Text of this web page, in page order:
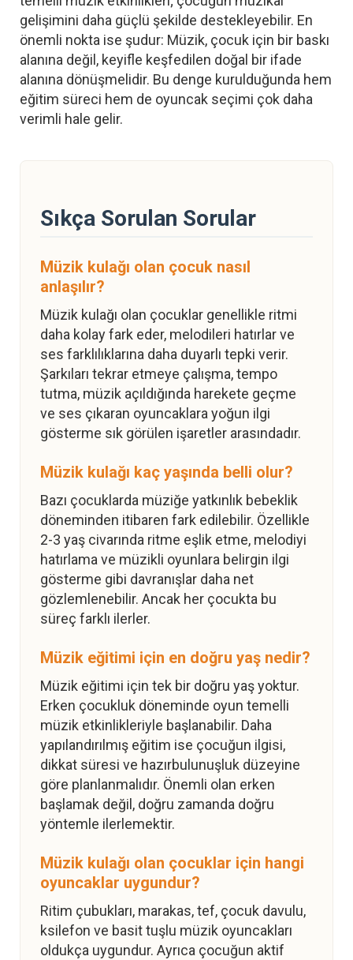
gelişimini daha güçlü şekilde destekleyebilir. En
önemli nokta ise şudur: Müzik, çocuk için bir baskı
alanına değil, keyifle keşfedilen doğal bir ifade
alanına dönüşmelidir. Bu denge kurulduğunda hem
eğitim süreci hem de oyuncak seçimi çok daha
verimli hale gelir.
Sıkça Sorulan Sorular
Müzik kulağı olan çocuk nasıl
anlaşılır?
Müzik kulağı olan çocuklar genellikle ritmi
daha kolay fark eder, melodileri hatırlar ve
ses farklılıklarına daha duyarlı tepki verir.
Şarkıları tekrar etmeye çalışma, tempo
tutma, müzik açıldığında harekete geçme
ve ses çıkaran oyuncaklara yoğun ilgi
gösterme sık görülen işaretler arasındadır.
Müzik kulağı kaç yaşında belli olur?
Bazı çocuklarda müziğe yatkınlık bebeklik
döneminden itibaren fark edilebilir. Özellikle
2-3 yaş civarında ritme eşlik etme, melodiyi
hatırlama ve müzikli oyunlara belirgin ilgi
gösterme gibi davranışlar daha net
gözlemlenebilir. Ancak her çocukta bu
süreç farklı ilerler.
Müzik eğitimi için en doğru yaş nedir?
Müzik eğitimi için tek bir doğru yaş yoktur.
Erken çocukluk döneminde oyun temelli
müzik etkinlikleriyle başlanabilir. Daha
yapılandırılmış eğitim ise çocuğun ilgisi,
dikkat süresi ve hazırbulunuşluk düzeyine
göre planlanmalıdır. Önemli olan erken
başlamak değil, doğru zamanda doğru
yöntemle ilerlemektir.
Müzik kulağı olan çocuklar için hangi
oyuncaklar uygundur?
Ritim çubukları, marakas, tef, çocuk davulu,
ksilefon ve basit tuşlu müzik oyuncakları
oldukça uygundur. Ayrıca çocuğun aktif